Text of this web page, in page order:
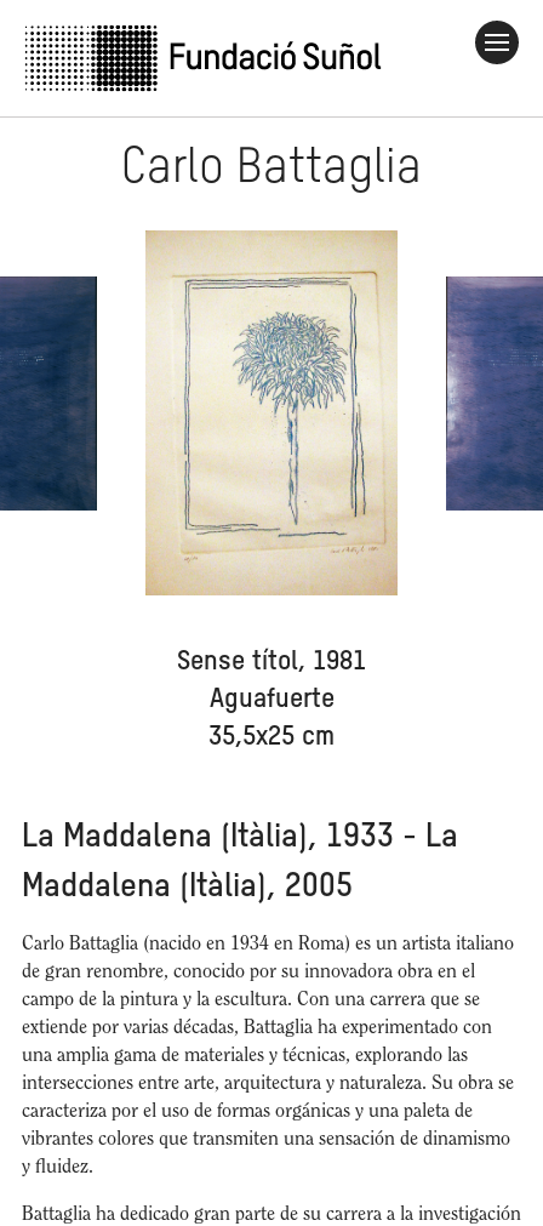
Carlo Battaglia
Sense títol, 1981
Aguafuerte
35,5x25 cm
La Maddalena (Itàlia), 1933 - La
Maddalena (Itàlia), 2005
Carlo Battaglia (nacido en 1934 en Roma) es un artista italiano
de gran renombre, conocido por su innovadora obra en el
campo de la pintura y la escultura. Con una carrera que se
extiende por varias décadas, Battaglia ha experimentado con
una amplia gama de materiales y técnicas, explorando las
intersecciones entre arte, arquitectura y naturaleza. Su obra se
caracteriza por el uso de formas orgánicas y una paleta de
vibrantes colores que transmiten una sensación de dinamismo
y fluidez.
Battaglia ha dedicado gran parte de su carrera a la investigación